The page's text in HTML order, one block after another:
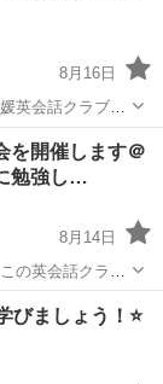
8月16日
者までそれぞれに
ック
を開催します＠
勉強し…
8月14日
会話を練習しま
ましょう！⭐